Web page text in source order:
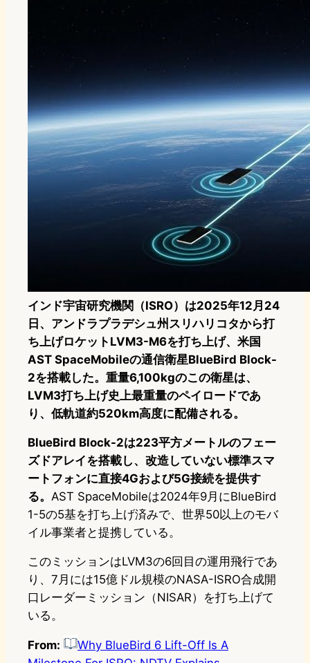
インド宇宙研究機関（ISRO）は2025年12月24
日、アンドラプラデシュ州スリハリコタから打
ち上げロケットLVM3-M6を打ち上げ、米国
AST SpaceMobileの通信衛星BlueBird Block-
2を搭載した。重量6,100kgのこの衛星は、
LVM3打ち上げ史上最重量のペイロードであ
り、低軌道約520km高度に配備される。
BlueBird Block-2は223平方メートルのフェー
ズドアレイを搭載し、改造していない標準スマ
ートフォンに直接4Gおよび5G接続を提供す
る。 AST SpaceMobileは2024年9月にBlueBird
1-5の5基を打ち上げ済みで、世界50以上のモバ
イル事業者と提携している。
このミッションはLVM3の6回目の運用飛行であ
り、7月には15億ドル規模のNASA-ISRO合成開
口レーダーミッション（NISAR）を打ち上げて
いる。
From:
Why BlueBird 6 Lift-Off Is A